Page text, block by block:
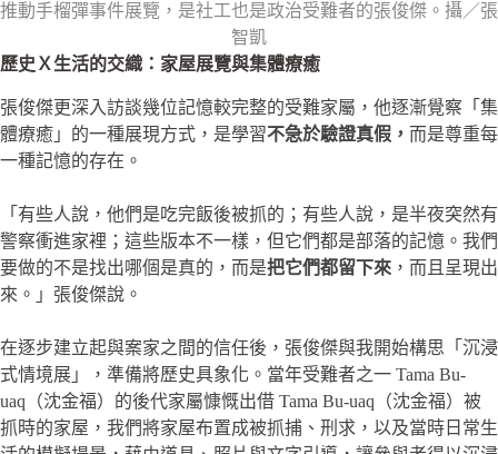
推動手榴彈事件展覽，是社工也是政治受難者的張俊傑。攝／張
智凱
歷史Ｘ生活的交織：家屋展覽與集體療癒
張俊傑更深入訪談幾位記憶較完整的受難家屬，他逐漸覺察「集
體療癒」的一種展現方式，是學習不急於驗證真假， 而是尊重每
一種記憶的存在。
「有些人說，他們是吃完飯後被抓的；有些人說，是半夜突然有
警察衝進家裡；這些版本不一樣，但它們都是部落的記憶。我們
要做的不是找出哪個是真的，而是把它們都留下來 ，而且呈現出
來。」張俊傑說。
在逐步建立起與案家之間的信任後，張俊傑與我開始構思「沉浸
式情境展」，準備將歷史具象化。當年受難者之一 Tama Bu-
uaq（沈金福）的後代家屬慷慨出借 Tama Bu-uaq（沈金福）被
抓時的家屋，我們將家屋布置成被抓捕、刑求，以及當時日常生